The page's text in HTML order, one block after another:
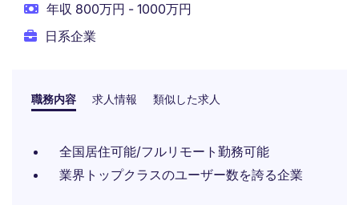
年収 800万円 - 1000万円
日系企業
職務内容 求人情報 類似した求人
全国居住可能/フルリモート勤務可能
業界トップクラスのユーザー数を誇る企業